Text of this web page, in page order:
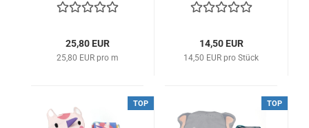
25,80 EUR
25,80 EUR pro m
14,50 EUR
14,50 EUR pro Stück
TOP TOP